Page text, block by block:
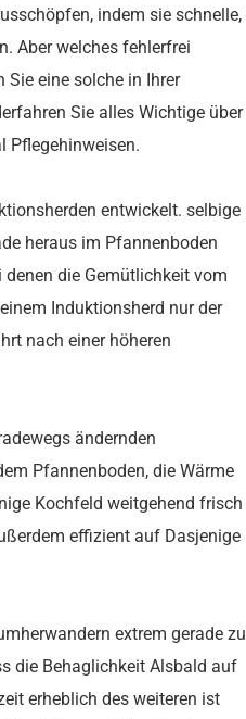
indem sie schnelle,
Aber welches fehlerfrei
eine solche in Ihrer
Sie alles Wichtige über
Pflegehinweisen.
entwickelt. selbige
heraus im Pfannenboden
die Gemütlichkeit vom
Induktionsherd nur der
nach einer höheren
ändernden
Pfannenboden, die Wärme
Kochfeld weitgehend frisch
effizient auf Dasjenige
extrem gerade zu
die Behaglichkeit Alsbald auf
erheblich des weiteren ist